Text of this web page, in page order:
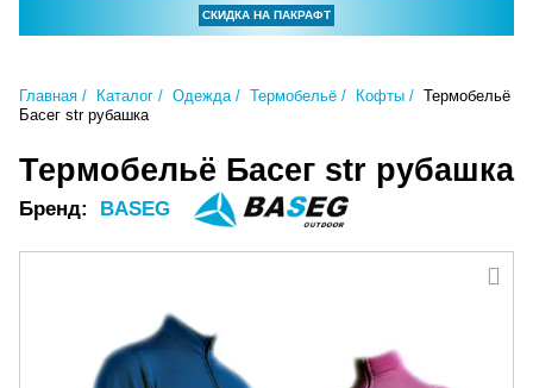
СКИДКА НА ПАКРАФТ
Главная Каталог Одежда Термобельё Кофты
Термобельё
Басег str рубашка
Термобельё Басег str рубашка
Бренд: BASEG